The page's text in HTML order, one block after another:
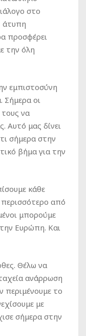
στο
άτυπη
προσφέρει
την όλη
εμπιστοσύνη
Σήμερα οι
να
Αυτό μας δίνει
σήμερα στην
βήμα για την
κάθε
περισσότερο από
μπορούμε
Ευρώπη. Και
Θέλω να
ανάρρωση
περιμένουμε το
με
σήμερα στην